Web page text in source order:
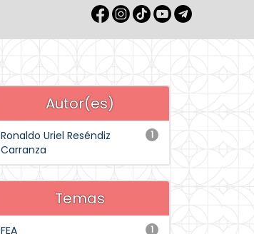
Autor(es)
1
Ronaldo Uriel Reséndiz
Carranza
Temas
1
FEA